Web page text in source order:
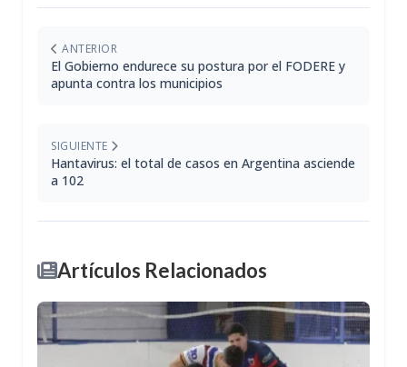
ANTERIOR
El Gobierno endurece su postura por el FODERE y
apunta contra los municipios
SIGUIENTE
Hantavirus: el total de casos en Argentina asciende
a 102
Artículos Relacionados